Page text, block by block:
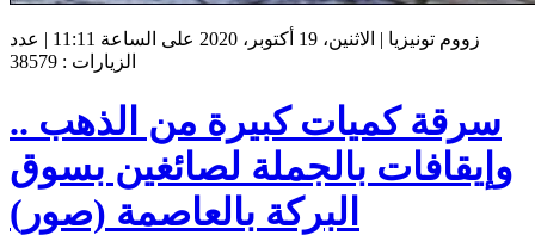
زووم تونيزيا | الاثنين، 19 أكتوبر، 2020 على الساعة 11:11 | عدد
الزيارات : 38579
سرقة كميات كبيرة من الذهب ..
وإيقافات بالجملة لصائغين بسوق
البركة بالعاصمة (صور)